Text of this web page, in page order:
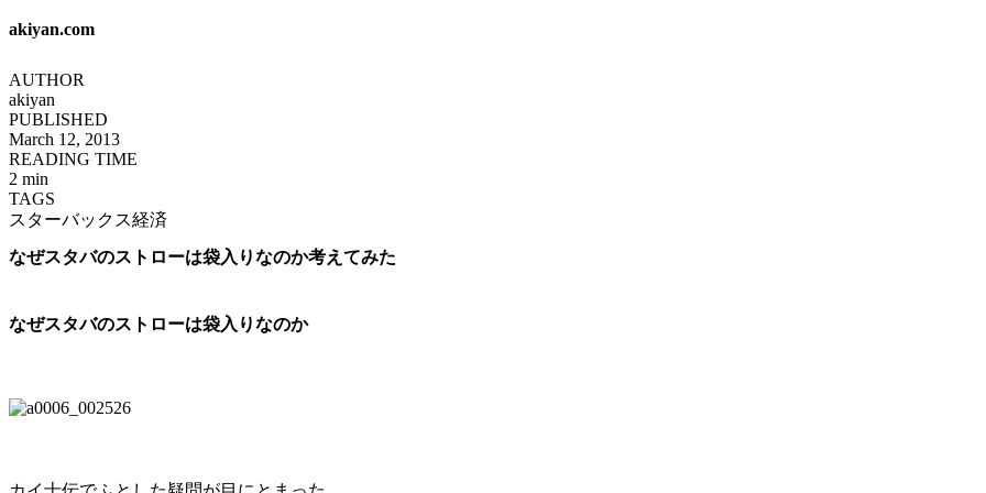
akiyan.com
AUTHOR
akiyan
PUBLISHED
March 12, 2013
READING TIME
2 min
TAGS
スターバックス経済
なぜスタバのストローは袋入りなのか考えてみた
なぜスタバのストローは袋入りなのか